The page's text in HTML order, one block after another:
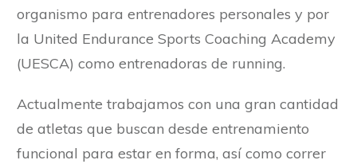
organismo para entrenadores personales y por
la United Endurance Sports Coaching Academy
(UESCA) como entrenadoras de running.
Actualmente trabajamos con una gran cantidad
de atletas que buscan desde entrenamiento
funcional para estar en forma, así como correr